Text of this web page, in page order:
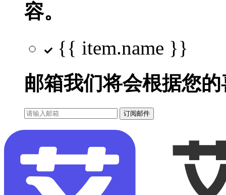
容。
{{ item.name }}
邮箱我们将会根据您
订阅邮件